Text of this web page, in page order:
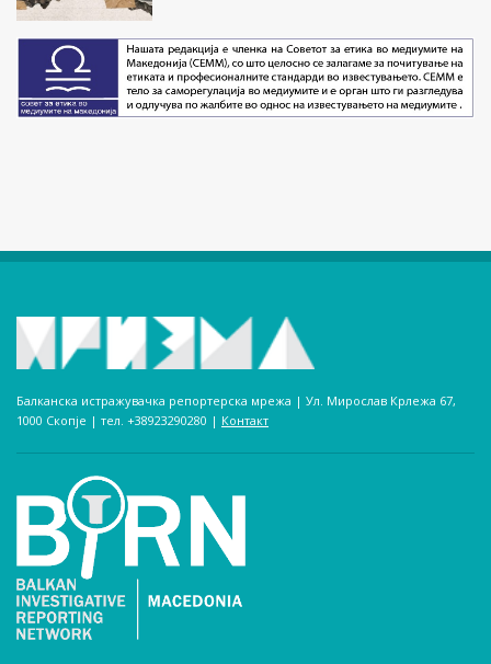
Балканска истражувачка репортерска мрежа | Ул. Мирослав Крлежа 67,
1000 Скопје | тел. +38923290280­ | Контакт